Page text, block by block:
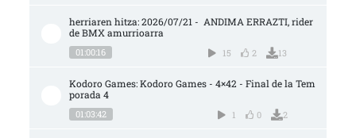
herriaren hitza: 2026/07/21 -  ANDIMA ERRAZTI, rider
de BMX amurrioarra
01:00:16 15 2 13
Kodoro Games: Kodoro Games - 4×42 - Final de la Tem
porada 4
01:03:42 1 0 2